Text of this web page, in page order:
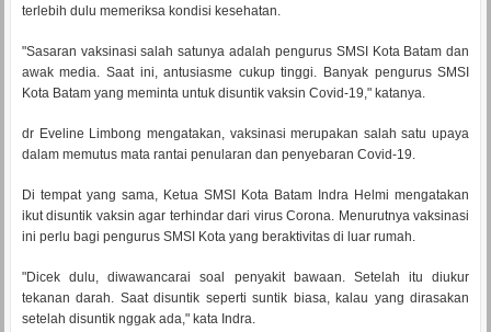
terlebih dulu memeriksa kondisi kesehatan.
"Sasaran vaksinasi salah satunya adalah pengurus SMSI Kota Batam dan
awak media. Saat ini, antusiasme cukup tinggi. Banyak pengurus SMSI
Kota Batam yang meminta untuk disuntik vaksin Covid-19," katanya.
dr Eveline Limbong mengatakan, vaksinasi merupakan salah satu upaya
dalam memutus mata rantai penularan dan penyebaran Covid-19.
Di tempat yang sama, Ketua SMSI Kota Batam Indra Helmi mengatakan
ikut disuntik vaksin agar terhindar dari virus Corona. Menurutnya vaksinasi
ini perlu bagi pengurus SMSI Kota yang beraktivitas di luar rumah.
"Dicek dulu, diwawancarai soal penyakit bawaan. Setelah itu diukur
tekanan darah. Saat disuntik seperti suntik biasa, kalau yang dirasakan
setelah disuntik nggak ada," kata Indra.